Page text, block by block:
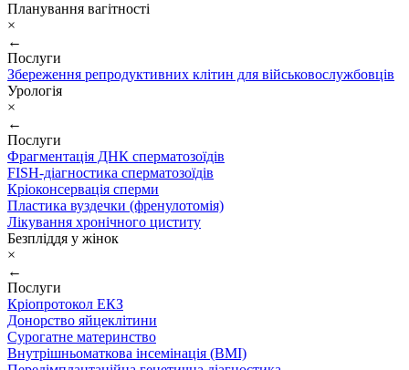
Планування вагітності
×
←
Послуги
Збереження репродуктивних клітин для військовослужбовців
Урологія
×
←
Послуги
Фрагментація ДНК сперматозоїдів
FISH-діагностика сперматозоїдів
Кріоконсервація сперми
Пластика вуздечки (френулотомія)
Лікування хронічного циститу
Безпліддя у жінок
×
←
Послуги
Кріопротокол ЕКЗ
Донорство яйцеклітини
Сурогатне материнство
Внутрішньоматкова інсемінація (ВМІ)